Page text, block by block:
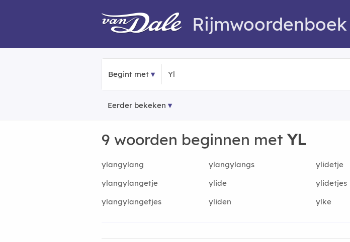
Rijmwoordenboek
Begint met
Eerder bekeken
9 woorden beginnen met YL
ylangylang ylangylangs
ylidetje
ylangylangetje
ylide
ylidetjes
ylangylangetjes
yliden ylke